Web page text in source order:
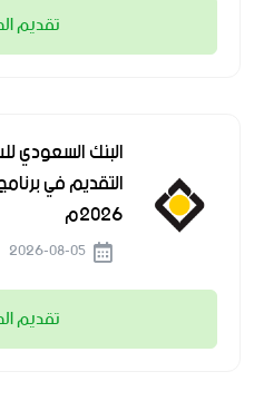
تقديم
البنك السعودي
التقديم في
2026م
تقديم